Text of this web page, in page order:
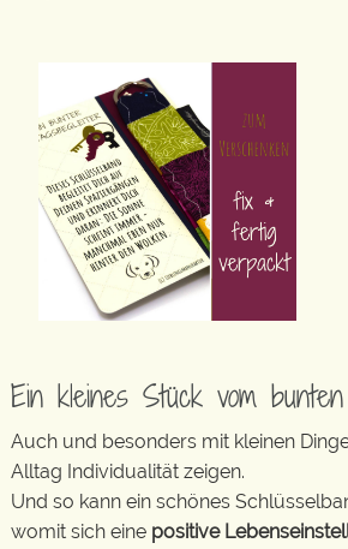
Ein kleines Stück vom
Auch und besonders mit kleinen
Alltag Individualität zeigen.
Und so kann ein schönes
womit sich eine positive